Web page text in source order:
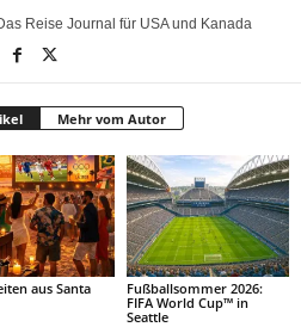
Reise Journal für USA und Kanada
Mehr vom Autor
aus Santa
Fußballsommer 2026:
FIFA World Cup™ in
Seattle